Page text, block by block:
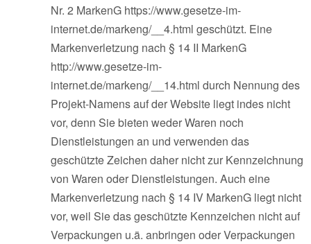
Nr. 2 MarkenG https://www.gesetze-im-
internet.de/markeng/__4.html geschützt. Eine
Markenverletzung nach § 14 II MarkenG
http://www.gesetze-im-
internet.de/markeng/__14.html durch Nennung des
Projekt-Namens auf der Website liegt indes nicht
vor, denn Sie bieten weder Waren noch
Dienstleistungen an und verwenden das
geschützte Zeichen daher nicht zur Kennzeichnung
von Waren oder Dienstleistungen. Auch eine
Markenverletzung nach § 14 IV MarkenG liegt nicht
vor, weil Sie das geschützte Kennzeichen nicht auf
Verpackungen u.ä. anbringen oder Verpackungen